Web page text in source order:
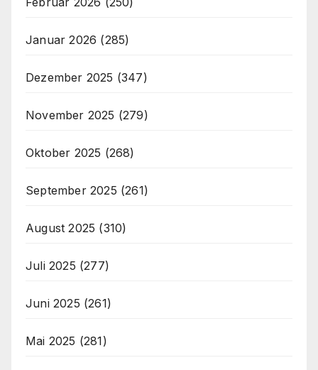
Januar 2026 (285)
Dezember 2025 (347)
November 2025 (279)
Oktober 2025 (268)
September 2025 (261)
August 2025 (310)
Juli 2025 (277)
Juni 2025 (261)
Mai 2025 (281)